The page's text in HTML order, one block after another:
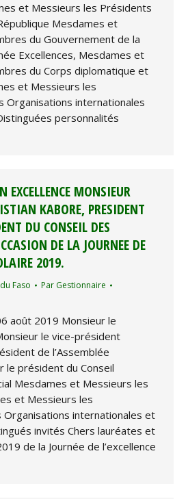
et Messieurs les Présidents
Mesdames et
du Gouvernement de la
Excellences, Mesdames et
du Corps diplomatique et
et Messieurs les
Organisations internationales
personnalités
EXCELLENCE MONSIEUR
KABORE, PRESIDENT
DU CONSEIL DES
DE LA JOURNEE DE
2019.
Faso Par Gestionnaire
août 2019 Monsieur le
le vice-président
de l’Assemblée
le président du Conseil
Mesdames et Messieurs les
et Messieurs les
internationales et
invités Chers lauréates et
de la Journée de l’excellence